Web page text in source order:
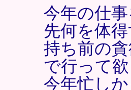
今年の仕
先何を体
持ち前の
で行って欲
今年忙し